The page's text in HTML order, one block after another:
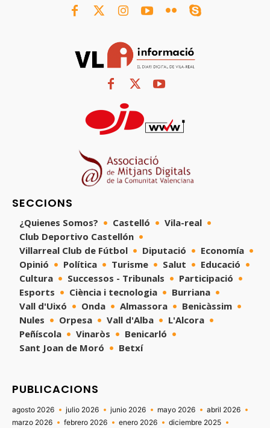
SECCIONS
¿Quienes Somos? Castelló
Vila-real
Club Deportivo Castellón
Villarreal Club de Fútbol
Diputació
Economía
Opinió
Política Turisme Salut
Educació
Cultura
Successos - Tribunals
Participació
Esports
Ciència i tecnologia
Burriana
Vall d'Uixó
Onda Almassora
Benicàssim
Nules
Orpesa Vall d'Alba
L'Alcora
Peñíscola
Vinaròs
Benicarló
Sant Joan de Moró
Betxí
PUBLICACIONS
agosto 2026 julio 2026 junio 2026 mayo 2026
abril 2026
marzo 2026
febrero 2026 enero 2026
diciembre 2025